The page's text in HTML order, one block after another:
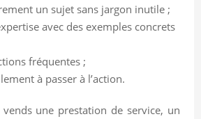
un sujet sans jargon inutile ;
avec des exemples concrets
fréquentes ;
à passer à l’action.
une prestation de service, un